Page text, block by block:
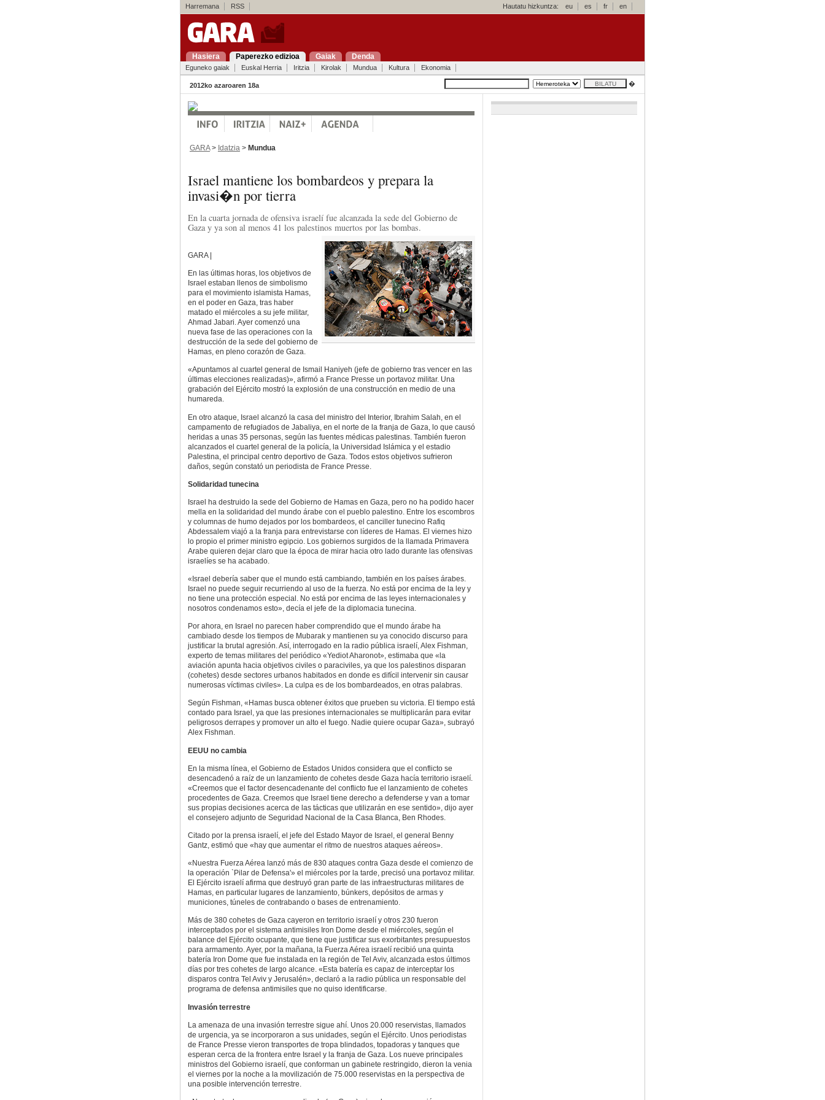
Harremana RSS Hautatu hizkuntza: eu es fr en
Hasiera Paperezko edizioa Gaiak Denda
Eguneko gaiak Euskal Herria Iritzia Kirolak Mundua Kultura Ekonomia
2012ko azaroaren 18a �
GARA> Idatzia > Mundua
Israel mantiene los bombardeos y prepara la
invasi�n por tierra
En la cuarta jornada de ofensiva israelí fue alcanzada la sede del Gobierno de
Gaza y ya son al menos 41 los palestinos muertos por las bombas.
GARA |
En las últimas horas, los objetivos de
Israel estaban llenos de simbolismo
para el movimiento islamista Hamas,
en el poder en Gaza, tras haber
matado el miércoles a su jefe militar,
Ahmad Jabari. Ayer comenzó una
nueva fase de las operaciones con la
destrucción de la sede del gobierno de
Hamas, en pleno corazón de Gaza.
«Apuntamos al cuartel general de Ismail Haniyeh (jefe de gobierno tras vencer en las
últimas elecciones realizadas)», afirmó a France Presse un portavoz militar. Una
grabación del Ejército mostró la explosión de una construcción en medio de una
humareda.
En otro ataque, Israel alcanzó la casa del ministro del Interior, Ibrahim Salah, en el
campamento de refugiados de Jabaliya, en el norte de la franja de Gaza, lo que causó
heridas a unas 35 personas, según las fuentes médicas palestinas. También fueron
alcanzados el cuartel general de la policía, la Universidad Islámica y el estadio
Palestina, el principal centro deportivo de Gaza. Todos estos objetivos sufrieron
daños, según constató un periodista de France Presse.
Solidaridad tunecina
Israel ha destruido la sede del Gobierno de Hamas en Gaza, pero no ha podido hacer
mella en la solidaridad del mundo árabe con el pueblo palestino. Entre los escombros
y columnas de humo dejados por los bombardeos, el canciller tunecino Rafiq
Abdessalem viajó a la franja para entrevistarse con líderes de Hamas. El viernes hizo
lo propio el primer ministro egipcio. Los gobiernos surgidos de la llamada Primavera
Arabe quieren dejar claro que la época de mirar hacia otro lado durante las ofensivas
israelíes se ha acabado.
«Israel debería saber que el mundo está cambiando, también en los países árabes.
Israel no puede seguir recurriendo al uso de la fuerza. No está por encima de la ley y
no tiene una protección especial. No está por encima de las leyes internacionales y
nosotros condenamos esto», decía el jefe de la diplomacia tunecina.
Por ahora, en Israel no parecen haber comprendido que el mundo árabe ha
cambiado desde los tiempos de Mubarak y mantienen su ya conocido discurso para
justificar la brutal agresión. Así, interrogado en la radio pública israelí, Alex Fishman,
experto de temas militares del periódico «Yediot Aharonot», estimaba que «la
aviación apunta hacia objetivos civiles o paraciviles, ya que los palestinos disparan
(cohetes) desde sectores urbanos habitados en donde es difícil intervenir sin causar
numerosas víctimas civiles». La culpa es de los bombardeados, en otras palabras.
Según Fishman, «Hamas busca obtener éxitos que prueben su victoria. El tiempo está
contado para Israel, ya que las presiones internacionales se multiplicarán para evitar
peligrosos derrapes y promover un alto el fuego. Nadie quiere ocupar Gaza», subrayó
Alex Fishman.
EEUU no cambia
En la misma línea, el Gobierno de Estados Unidos considera que el conflicto se
desencadenó a raíz de un lanzamiento de cohetes desde Gaza hacía territorio israelí.
«Creemos que el factor desencadenante del conflicto fue el lanzamiento de cohetes
procedentes de Gaza. Creemos que Israel tiene derecho a defenderse y van a tomar
sus propias decisiones acerca de las tácticas que utilizarán en ese sentido», dijo ayer
el consejero adjunto de Seguridad Nacional de la Casa Blanca, Ben Rhodes.
Citado por la prensa israelí, el jefe del Estado Mayor de Israel, el general Benny
Gantz, estimó que «hay que aumentar el ritmo de nuestros ataques aéreos».
«Nuestra Fuerza Aérea lanzó más de 830 ataques contra Gaza desde el comienzo de
la operación `Pilar de Defensa'» el miércoles por la tarde, precisó una portavoz militar.
El Ejército israelí afirma que destruyó gran parte de las infraestructuras militares de
Hamas, en particular lugares de lanzamiento, búnkers, depósitos de armas y
municiones, túneles de contrabando o bases de entrenamiento.
Más de 380 cohetes de Gaza cayeron en territorio israelí y otros 230 fueron
interceptados por el sistema antimisiles Iron Dome desde el miércoles, según el
balance del Ejército ocupante, que tiene que justificar sus exorbitantes presupuestos
para armamento. Ayer, por la mañana, la Fuerza Aérea israelí recibió una quinta
batería Iron Dome que fue instalada en la región de Tel Aviv, alcanzada estos últimos
días por tres cohetes de largo alcance. «Esta batería es capaz de interceptar los
disparos contra Tel Aviv y Jerusalén», declaró a la radio pública un responsable del
programa de defensa antimisiles que no quiso identificarse.
Invasión terrestre
La amenaza de una invasión terrestre sigue ahí. Unos 20.000 reservistas, llamados
de urgencia, ya se incorporaron a sus unidades, según el Ejército. Unos periodistas
de France Presse vieron transportes de tropa blindados, topadoras y tanques que
esperan cerca de la frontera entre Israel y la franja de Gaza. Los nueve principales
ministros del Gobierno israelí, que conforman un gabinete restringido, dieron la venia
el viernes por la noche a la movilización de 75.000 reservistas en la perspectiva de
una posible intervención terrestre.